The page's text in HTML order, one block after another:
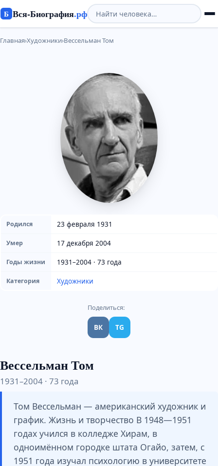
Б Вся-Биография.рф
Главная›Художники›Вессельман Том
Родился 23 февраля 1931
Умер 17 декабря 2004
Годы жизни 1931–2004 · 73 года
Категория Художники
Поделиться:
ВК TG
Вессельман Том
1931–2004 · 73 года
Том Вессельман — американский художник и
график. Жизнь и творчество В 1948—1951
годах учился в колледже Хирам, в
одноимённом городке штата Огайо, затем, с
1951 года изучал психологию в университете